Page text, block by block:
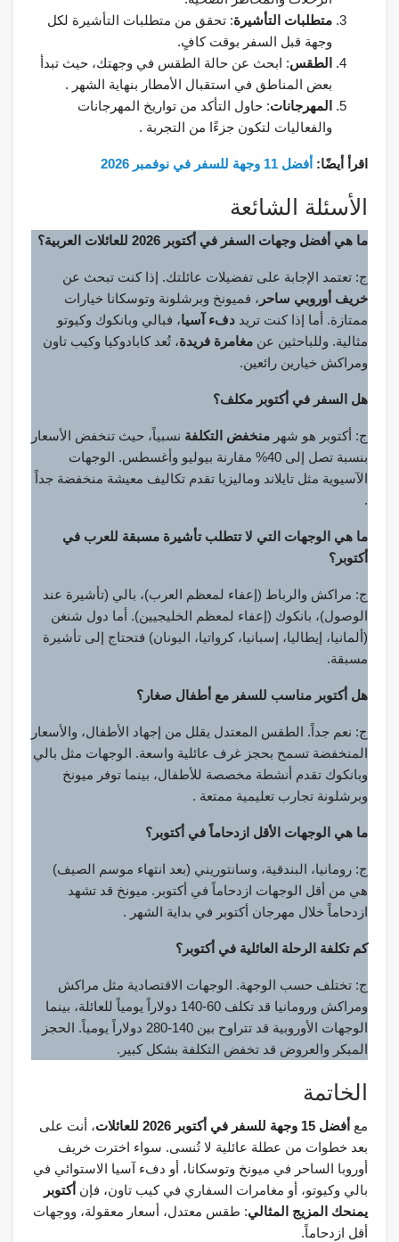
متطلبات التأشيرة: تحقق من متطلبات التأشيرة لكل
وجهة قبل السفر بوقت كافٍ.
الطقس: ابحث عن حالة الطقس في وجهتك، حيث تبدأ
بعض المناطق في استقبال الأمطار بنهاية الشهر .
المهرجانات: حاول التأكد من تواريخ المهرجانات
والفعاليات لتكون جزءًا من التجربة .
اقرأ أيضًا: أفضل 11 وجهة للسفر في نوفمبر 2026
الأسئلة الشائعة
ما هي أفضل وجهات السفر في أكتوبر 2026 للعائلات العربية؟
ج: تعتمد الإجابة على تفضيلات عائلتك. إذا كنت تبحث عن
خريف أوروبي ساحر ، فميونخ وبرشلونة وتوسكانا خيارات
ممتازة. أما إذا كنت تريد دفء آسيا، فبالي وبانكوك وكيوتو
مثالية. وللباحثين عن مغامرة فريدة، تُعد كابادوكيا وكيب تاون
ومراكش خيارين رائعين.
هل السفر في أكتوبر مكلف؟
ج: أكتوبر هو شهر منخفض التكلفة نسبياً، حيث تنخفض الأسعار
بنسبة تصل إلى 40% مقارنة بيوليو وأغسطس. الوجهات
الآسيوية مثل تايلاند وماليزيا تقدم تكاليف معيشة منخفضة جداً
.
ما هي الوجهات التي لا تتطلب تأشيرة مسبقة للعرب في
أكتوبر؟
ج: مراكش والرباط (إعفاء لمعظم العرب)، بالي (تأشيرة عند
الوصول)، بانكوك (إعفاء لمعظم الخليجيين). أما دول شنغن
(ألمانيا، إيطاليا، إسبانيا، كرواتيا، اليونان) فتحتاج إلى تأشيرة
مسبقة.
هل أكتوبر مناسب للسفر مع أطفال صغار؟
ج: نعم جداً. الطقس المعتدل يقلل من إجهاد الأطفال، والأسعار
المنخفضة تسمح بحجز غرف عائلية واسعة. الوجهات مثل بالي
وبانكوك تقدم أنشطة مخصصة للأطفال، بينما توفر ميونخ
وبرشلونة تجارب تعليمية ممتعة .
ما هي الوجهات الأقل ازدحاماً في أكتوبر؟
ج: رومانيا، البندقية، وسانتوريني (بعد انتهاء موسم الصيف)
هي من أقل الوجهات ازدحاماً في أكتوبر. ميونخ قد تشهد
ازدحاماً خلال مهرجان أكتوبر في بداية الشهر .
كم تكلفة الرحلة العائلية في أكتوبر؟
ج: تختلف حسب الوجهة. الوجهات الاقتصادية مثل مراكش
ومراكش ورومانيا قد تكلف 60-140 دولاراً يومياً للعائلة، بينما
الوجهات الأوروبية قد تتراوح بين 140-280 دولاراً يومياً. الحجز
المبكر والعروض قد تخفض التكلفة بشكل كبير.
الخاتمة
مع أفضل 15 وجهة للسفر في أكتوبر 2026 للعائلات
، أنت على
بعد خطوات من عطلة عائلية لا تُنسى. سواء اخترت خريف
أوروبا الساحر في ميونخ وتوسكانا، أو دفء آسيا الاستوائي في
بالي وكيوتو، أو مغامرات السفاري في كيب تاون، فإن أكتوبر
يمنحك المزيج المثالي: طقس معتدل، أسعار معقولة، ووجهات
أقل ازدحاماً.